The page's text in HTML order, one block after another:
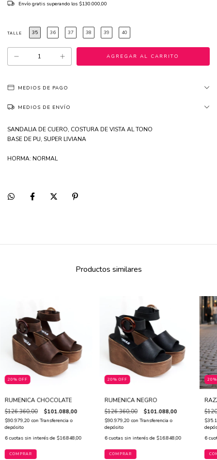
Envío gratis superando los $130.000,00
TALLE 35 36 37 38 39 40
MEDIOS DE PAGO
MEDIOS DE ENVÍO
SANDALIA DE CUERO, COSTURA DE VISTA AL TONO
BASE DE PU, SUPER LIVIANA
HORMA: NORMAL
Productos similares
20% OFF
RUMENICA CHOCOLATE
$126.360,00 $101.088,00
$90.979,20con Transferencia o
depósito
6 cuotas sin interés de $16.848,00
COMPRAR
20% OFF
RUMENICA NEGRO
$126.360,00 $101.088,00
$90.979,20con Transferencia o
depósito
6 cuotas sin interés de $16.848,00
COMPRAR
6